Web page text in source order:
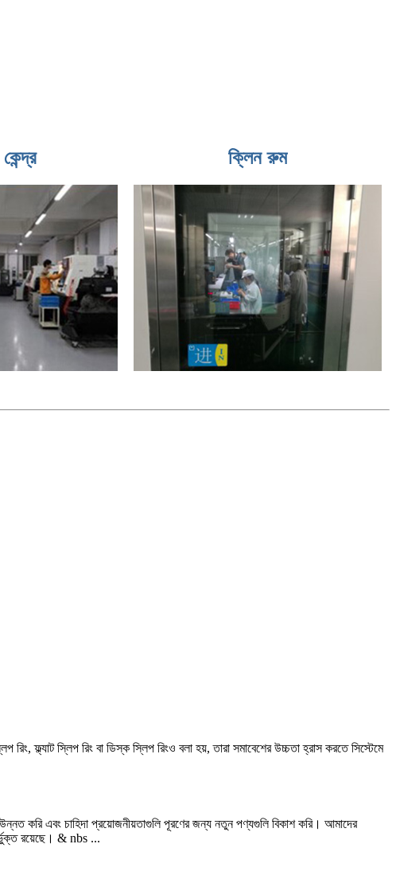
ক্লিন রুম
ফ্ল্যাট স্লিপ রিং বা ডিস্ক স্লিপ রিংও বলা হয়, তারা সমাবেশের উচ্চতা হ্রাস করতে সিস্টেমে
করি এবং চাহিদা প্রয়োজনীয়তাগুলি পূরণের জন্য নতুন পণ্যগুলি বিকাশ করি। আমাদের
রয়েছে। & nbs ...